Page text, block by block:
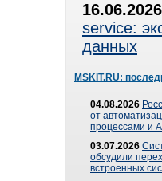
16.06.2026
service:
данных
MSKIT.RU:
04.08.2026
от
процессами и AI
03.07.2026
обсудили
встроенных